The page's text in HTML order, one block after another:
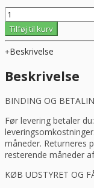
LANGTIDSLEJE
-
Industriovn,
Tecnodom
Nerone
GASTRO
antal
Tilføj til kurv
Beskrivelse
Beskrivelse
BINDING OG
Før levering betaler
måneder. Returneres
resterende måneder
KØB UDSTYRET OG